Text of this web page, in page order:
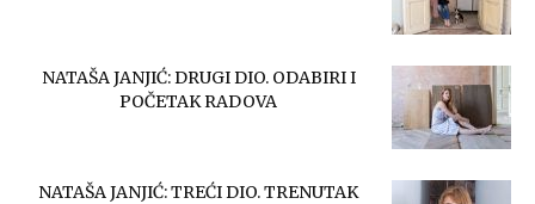
NATAŠA JANJIĆ: DRUGI DIO. ODABIRI I
POČETAK RADOVA
NATAŠA JANJIĆ: TREĆI DIO. TRENUTAK